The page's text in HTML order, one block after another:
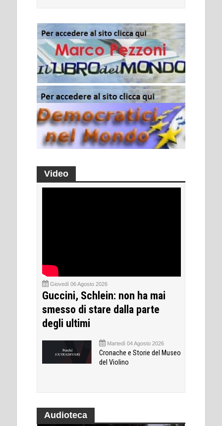
Video
Giovedì 06 Agosto 2026
Guccini, Schlein: non ha mai
smesso di stare dalla parte
degli ultimi
Martedì 04 Agosto 2026
Cronache e Storie del Museo
del Violino
Audioteca